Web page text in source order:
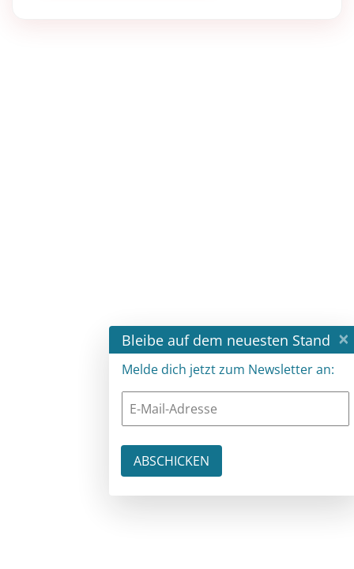
Bleibe auf dem neuesten Stand ×
Melde dich jetzt zum Newsletter an: